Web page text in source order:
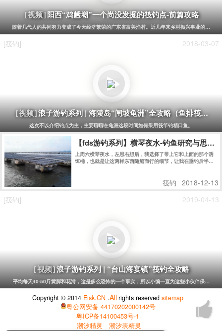
[视频]阳西“鸡乸㙟”一个尚没发掘的筏钓点-前篇攻略
随着几代人的共同努力变成了今天经济繁荣的广东省富美渔村。近几年来乡村振兴事业的发展
[筏钓] 2018-03-07
[视频]浪子游钓系列 | 海陵岛“闸坡龟洲”全攻略（鱼排筏钓）
这次不以介绍钓点为主，主要聊聊在龟洲这段时间如何采用筏竿钓精口鱼。
【fds游钓系列】横琴夜水-钓鱼研究与思考
上周六横琴夜水，左思右想后，我选择了带上它和上面的那个诱
饵桶，也就是让这两样东西随船而行的细节，让我在垂钓后半
筏钓 2018-12-13
[筏钓]
2019-04-13
[视频]浪子游钓系列 | “台山海宴镇”筏钓全攻略
平均每天40-50斤黄脚和花滑，这是多么恐怖的一个事实，所以小编一直为这些小伙伴保密没
Copyright © 2014 Eisk.CN .Allrights reservedsitemap
粤公网安备 44170202000142号
粤ICP备14100453号-1
潮汐精灵
潮汐表精灵